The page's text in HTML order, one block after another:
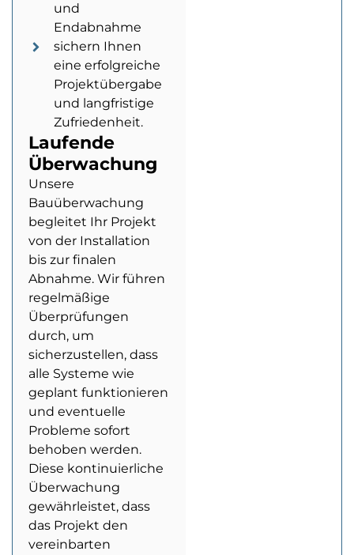
und
Endabnahme
sichern Ihnen
eine erfolgreiche
Projektübergabe
und langfristige
Zufriedenheit.
Laufende
Überwachung
Unsere
Bauüberwachung
begleitet Ihr Projekt
von der Installation
bis zur finalen
Abnahme. Wir führen
regelmäßige
Überprüfungen
durch, um
sicherzustellen, dass
alle Systeme wie
geplant funktionieren
und eventuelle
Probleme sofort
behoben werden.
Diese kontinuierliche
Überwachung
gewährleistet, dass
das Projekt den
vereinbarten